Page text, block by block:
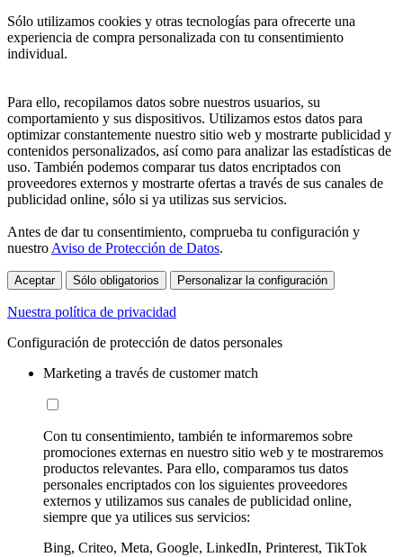
Sólo utilizamos cookies y otras tecnologías para ofrecerte una
experiencia de compra personalizada con tu consentimiento
individual.
Para ello, recopilamos datos sobre nuestros usuarios, su
comportamiento y sus dispositivos. Utilizamos estos datos para
optimizar constantemente nuestro sitio web y mostrarte publicidad y
contenidos personalizados, así como para analizar las estadísticas de
uso. También podemos comparar tus datos encriptados con
proveedores externos y mostrarte ofertas a través de sus canales de
publicidad online, sólo si ya utilizas sus servicios.
Antes de dar tu consentimiento, comprueba tu configuración y
nuestro Aviso de Protección de Datos.
Aceptar Sólo obligatorios Personalizar la configuración
Nuestra política de privacidad
Configuración de protección de datos personales
Marketing a través de customer match
Con tu consentimiento, también te informaremos sobre
promociones externas en nuestro sitio web y te mostraremos
productos relevantes. Para ello, comparamos tus datos
personales encriptados con los siguientes proveedores
externos y utilizamos sus canales de publicidad online,
siempre que ya utilices sus servicios:
Bing, Criteo, Meta, Google, LinkedIn, Printerest, TikTok